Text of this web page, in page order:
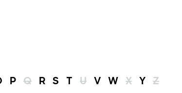
P Q R S T U V W X Y Z